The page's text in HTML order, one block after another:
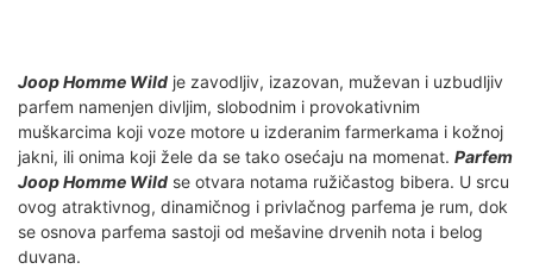
Joop Homme Wild je zavodljiv, izazovan, muževan i uzbudljiv
parfem namenjen divljim, slobodnim i provokativnim
muškarcima koji voze motore u izderanim farmerkama i kožnoj
jakni, ili onima koji žele da se tako osećaju na momenat. Parfem
Joop Homme Wild se otvara notama ružičastog bibera. U srcu
ovog atraktivnog, dinamičnog i privlačnog parfema je rum, dok
se osnova parfema sastoji od mešavine drvenih nota i belog
duvana.